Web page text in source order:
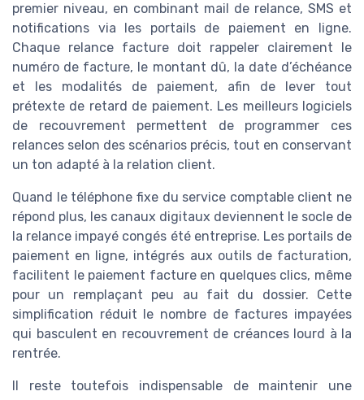
premier niveau, en combinant mail de relance, SMS et
notifications via les portails de paiement en ligne.
Chaque relance facture doit rappeler clairement le
numéro de facture, le montant dû, la date d’échéance
et les modalités de paiement, afin de lever tout
prétexte de retard de paiement. Les meilleurs logiciels
de recouvrement permettent de programmer ces
relances selon des scénarios précis, tout en conservant
un ton adapté à la relation client.
Quand le téléphone fixe du service comptable client ne
répond plus, les canaux digitaux deviennent le socle de
la relance impayé congés été entreprise. Les portails de
paiement en ligne, intégrés aux outils de facturation,
facilitent le paiement facture en quelques clics, même
pour un remplaçant peu au fait du dossier. Cette
simplification réduit le nombre de factures impayées
qui basculent en recouvrement de créances lourd à la
rentrée.
Il reste toutefois indispensable de maintenir une